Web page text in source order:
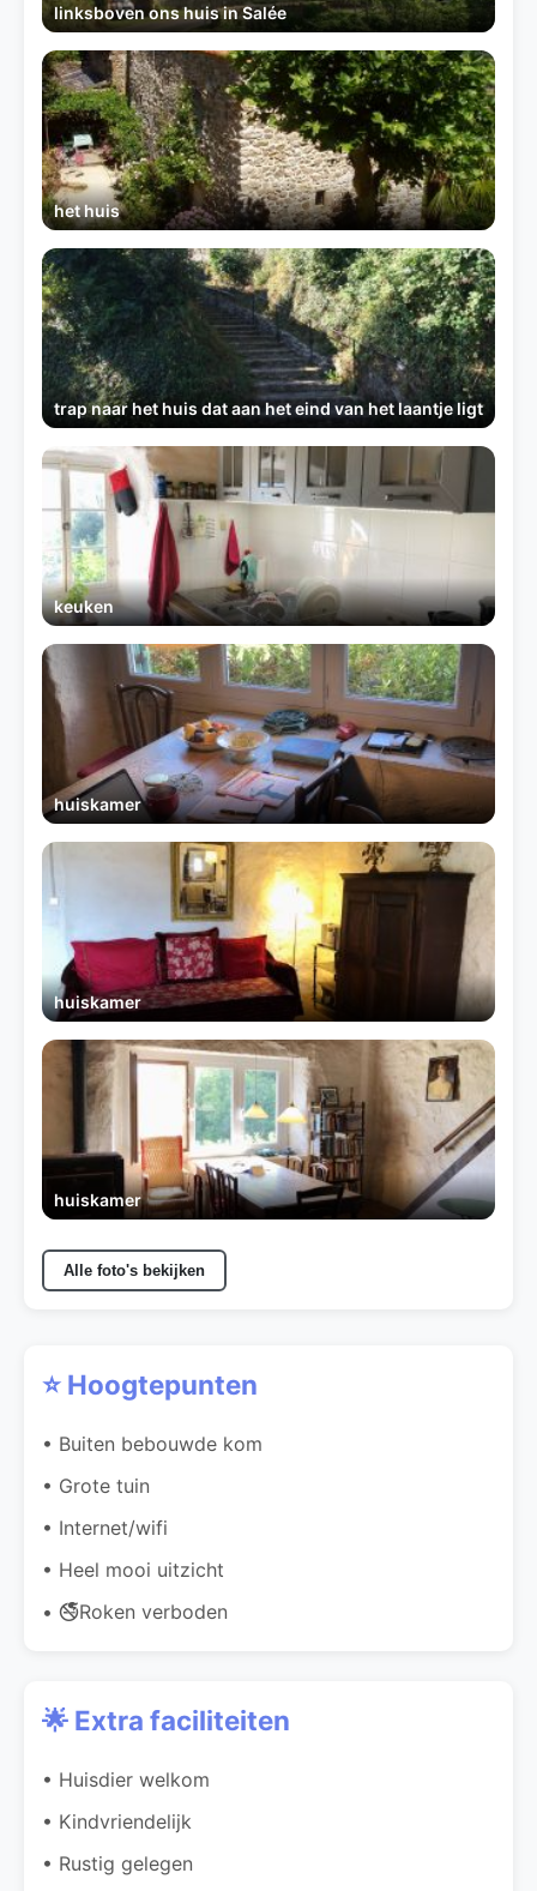
linksboven ons huis in Salée
het huis
trap naar het huis dat aan het eind van het laantje ligt
keuken
huiskamer
huiskamer
huiskamer
Alle foto's bekijken
⭐ Hoogtepunten
• Buiten bebouwde kom
• Grote tuin
• Internet/wifi
• Heel mooi uitzicht
• 🚭Roken verboden
🌟 Extra faciliteiten
• Huisdier welkom
• Kindvriendelijk
• Rustig gelegen